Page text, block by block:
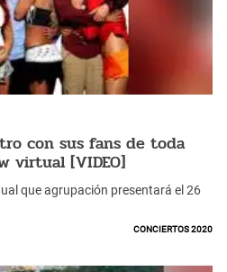
con sus fans de toda
virtual [VIDEO]
que agrupación presentará el 26
Conciertos 2020